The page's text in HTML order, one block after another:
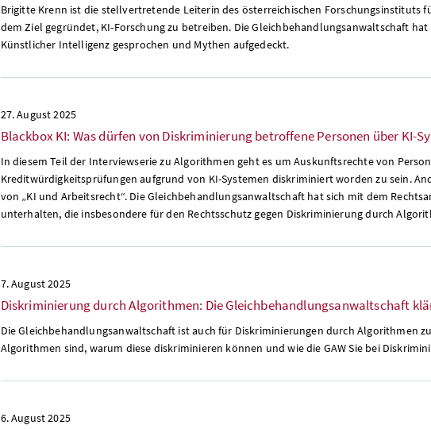
Brigitte Krenn ist die stellvertretende Leiterin des österreichischen Forschungsinstituts
dem Ziel gegründet, KI-Forschung zu betreiben. Die Gleichbehandlungsanwaltschaft
Künstlicher Intelligenz gesprochen und Mythen aufgedeckt.
27. August 2025
Blackbox KI: Was dürfen von Diskriminierung betroffene Personen über KI-
In diesem Teil der Interviewserie zu Algorithmen geht es um Auskunftsrechte von
Kreditwürdigkeitsprüfungen aufgrund von KI-Systemen diskriminiert worden zu sein.
von „KI und Arbeitsrecht“. Die Gleichbehandlungsanwaltschaft hat sich mit dem
unterhalten, die insbesondere für den Rechtsschutz gegen Diskriminierung durch
7. August 2025
Diskriminierung durch Algorithmen: Die Gleichbehandlungsanwaltschaft
Die Gleichbehandlungsanwaltschaft ist auch für Diskriminierungen durch Algorithmen
Algorithmen sind, warum diese diskriminieren können und wie die GAW Sie bei
6. August 2025